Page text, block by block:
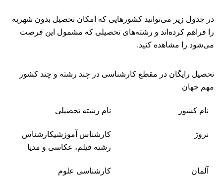
در جدول زیر می‌توانید کشورهایی که امکان تحصیل بدون شهریه
را فراهم کرده‌اند و رشته‌های تحصیلی که مشمول این فرصت
می‌شود را مشاهده کنید.
تحصیل رایگان در مقطع کارشناسی در چند رشته و چند کشور
مهم جهان
نام کشور نام رشته تحصیلی
نروژ
کارشناس آموزشیکارشناس
رشته فیلم، عکاسی و مدیا
آلمان
کارشناسی علوم